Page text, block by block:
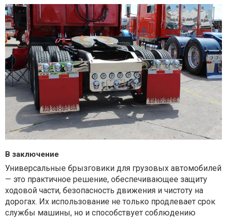
В заключение
Универсальные брызговики для грузовых автомобилей
— это практичное решение, обеспечивающее защиту
ходовой части, безопасность движения и чистоту на
дорогах. Их использование не только продлевает срок
службы машины, но и способствует соблюдению